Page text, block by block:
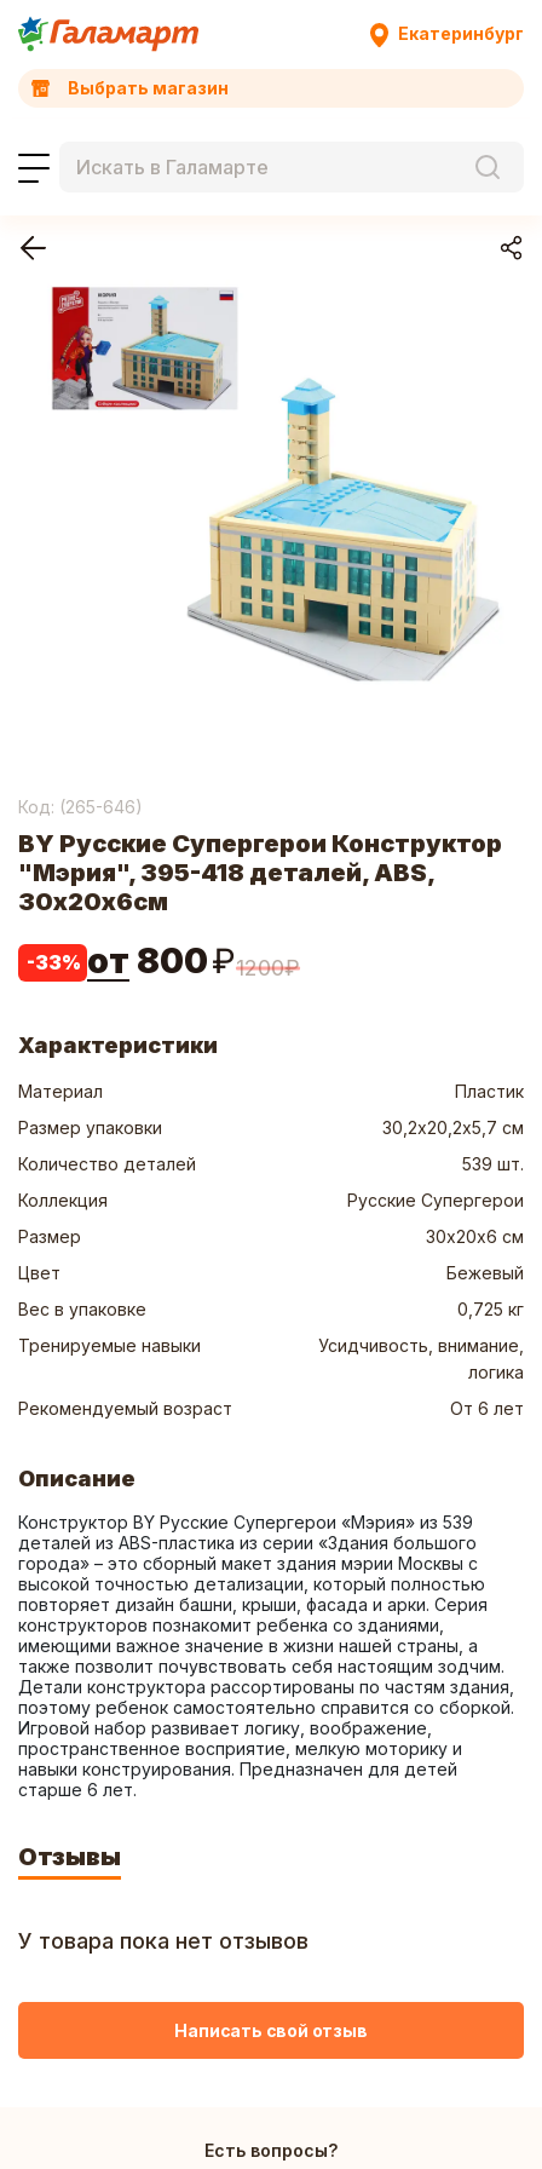
Екатеринбург
Выбрать магазин
Код: (265-646)
BY Русские Супергерои Конструктор
"Мэрия", 395-418 деталей, ABS,
30х20х6см
-33% от 800₽1200₽
Характеристики
Материал
Пластик
Размер упаковки
30,2х20,2х5,7 см
Количество деталей
539 шт.
Коллекция
Русские Супергерои
Размер
30х20х6 см
Цвет
Бежевый
Вес в упаковке
0,725 кг
Тренируемые навыки
Усидчивость, внимание,
логика
Рекомендуемый возраст
От 6 лет
Описание
Конструктор BY Русские Супергерои «Мэрия» из 539
деталей из ABS-пластика из серии «Здания большого
города» – это сборный макет здания мэрии Москвы с
высокой точностью детализации, который полностью
повторяет дизайн башни, крыши, фасада и арки. Серия
конструкторов познакомит ребенка со зданиями,
имеющими важное значение в жизни нашей страны, а
также позволит почувствовать себя настоящим зодчим.
Детали конструктора рассортированы по частям здания,
поэтому ребенок самостоятельно справится со сборкой.
Игровой набор развивает логику, воображение,
пространственное восприятие, мелкую моторику и
навыки конструирования. Предназначен для детей
старше 6 лет.
Отзывы
У товара пока нет отзывов
Написать свой отзыв
Есть вопросы?